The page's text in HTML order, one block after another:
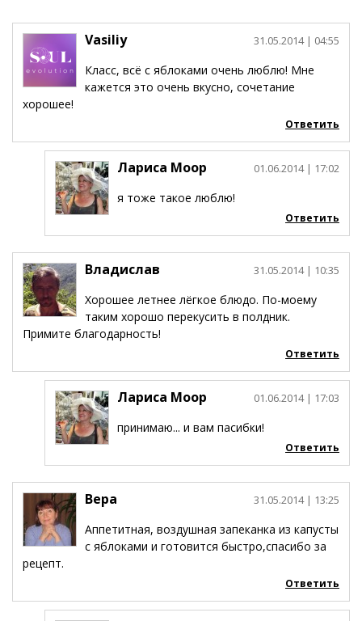
Vasiliy 31.05.2014 | 04:55
Класс, всё с яблоками очень люблю! Мне
кажется это очень вкусно, сочетание
хорошее!
Ответить
Лариса Моор 01.06.2014 | 17:02
я тоже такое люблю!
Ответить
Владислав 31.05.2014 | 10:35
Хорошее летнее лёгкое блюдо. По-моему
таким хорошо перекусить в полдник.
Примите благодарность!
Ответить
Лариса Моор 01.06.2014 | 17:03
принимаю... и вам пасибки!
Ответить
Вера 31.05.2014 | 13:25
Аппетитная, воздушная запеканка из капусты
с яблоками и готовится быстро,спасибо за
рецепт.
Ответить